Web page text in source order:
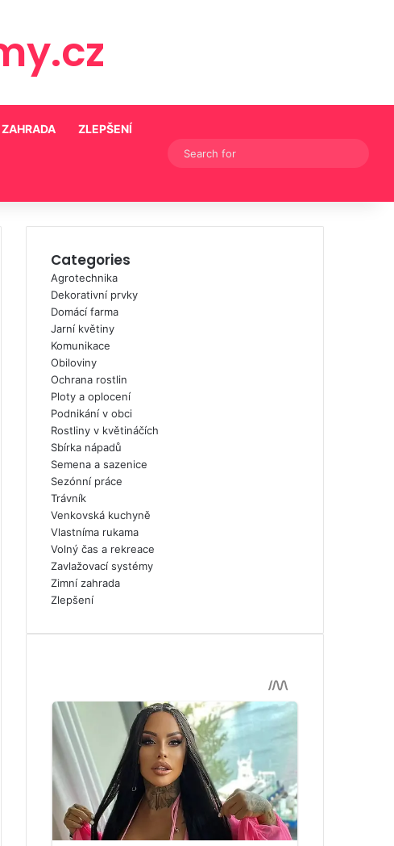
ZLEPŠENÍ
Switch skin
Categories
Agrotechnika
Dekorativní prvky
Domácí farma
Jarní květiny
Komunikace
Obiloviny
Ochrana rostlin
Ploty a oplocení
Podnikání v obci
Rostliny v květináčích
Sbírka nápadů
Semena a sazenice
Sezónní práce
Trávník
Venkovská kuchyně
Vlastníma rukama
Volný čas a rekreace
Zavlažovací systémy
Zimní zahrada
Zlepšení